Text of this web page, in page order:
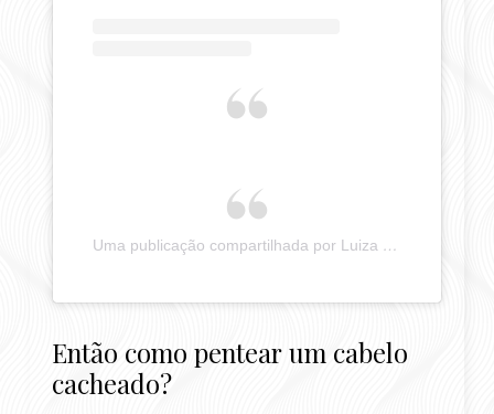
Uma publicação compartilhada por Luiza Costa (@pergunteaumamulher)
Então como pentear um cabelo
cacheado?